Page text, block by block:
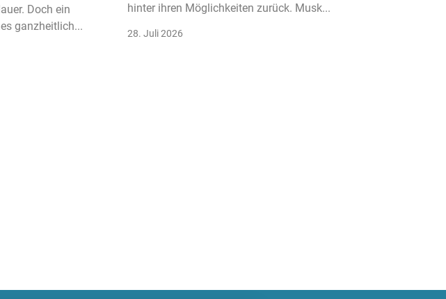
Doch ein
ganzheitlich...
hinter ihren Möglichkeiten zurück. Musk...
28. Juli 2026